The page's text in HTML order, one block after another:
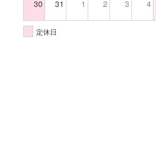
30 31 1 2 3 4
定休日